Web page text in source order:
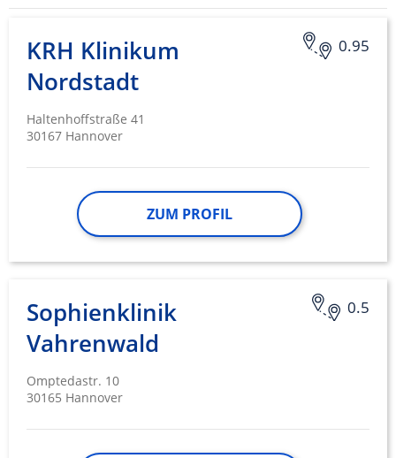
0.95
KRH Klinikum
Nordstadt
Haltenhoffstraße 41
30167 Hannover
ZUM PROFIL
0.5
Sophienklinik
Vahrenwald
Omptedastr. 10
30165 Hannover